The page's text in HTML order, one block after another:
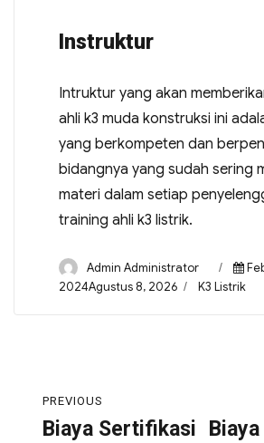
Instruktur
Intruktur yang akan
ahli k3 muda konstruksi ini
yang berkompeten dan
bidangnya yang sudah sering
materi dalam setiap
training ahli k3 listrik.
Admin Administrator
2024Agustus 8, 2026
K3 Listrik
PREVIOUS
Biaya Sertifikasi